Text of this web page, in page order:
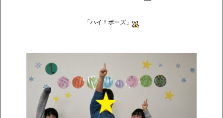
「ハイ！ポーズ」